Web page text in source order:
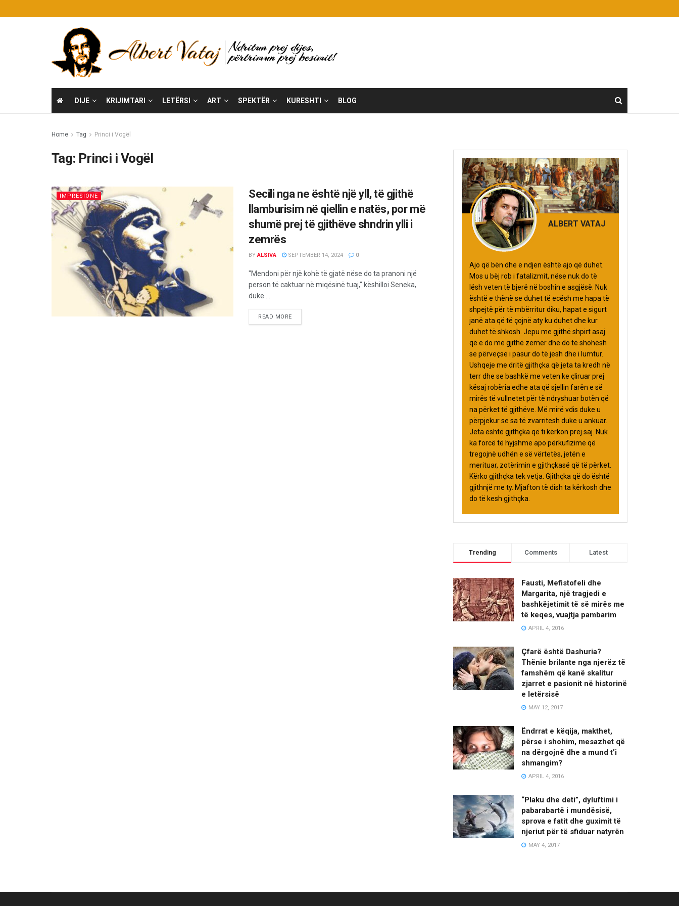
DIJE KRIJIMTARI LETËRSI ART SPEKTËR KURESHTI BLOG
Home Tag Princi i Vogël
Tag: Princi i Vogël
IMPRESIONE
Secili nga ne është një yll, të gjithë
llamburisim në qiellin e natës, por më
shumë prej të gjithëve shndrin ylli i
zemrës
BY ALSIVA SEPTEMBER 14, 2024 0
"Mendoni për një kohë të gjatë nëse do ta pranoni një
person të caktuar në miqësinë tuaj," këshilloi Seneka,
duke ...
READ MORE
ALBERT VATAJ
Ajo që bën dhe e ndjen është ajo që duhet.
Mos u bëj rob i fatalizmit, nëse nuk do të
lësh veten të bjerë në boshin e asgjësë. Nuk
është e thënë se duhet të ecësh me hapa të
shpejtë për të mbërritur diku, hapat e sigurt
janë ata që të çojnë aty ku duhet dhe kur
duhet të shkosh. Jepu me gjithë shpirt asaj
që e do me gjithë zemër dhe do të shohësh
se përveçse i pasur do të jesh dhe i lumtur.
Ushqeje me dritë gjithçka që jeta ta kredh në
terr dhe se bashkë me veten ke çliruar prej
kësaj robëria edhe ata që sjellin farën e së
mirës të vullnetet për të ndryshuar botën që
na përket të gjithëve. Më mirë vdis duke u
përpjekur se sa të zvarritesh duke u ankuar.
Jeta është gjithçka që ti kërkon prej saj. Nuk
ka forcë të hyjshme apo përkufizime që
tregojnë udhën e së vërtetës, jetën e
merituar, zotërimin e gjithçkasë që të përket.
Kërko gjithçka tek vetja. Gjithçka që do është
gjithnjë me ty. Mjafton të dish ta kërkosh dhe
do të kesh gjithçka.
Trending Comments Latest
Fausti, Mefistofeli dhe
Margarita, një tragjedi e
bashkëjetimit të së mirës me
të keqes, vuajtja pambarim
APRIL 4, 2016
Çfarë është Dashuria?
Thënie brilante nga njerëz të
famshëm që kanë skalitur
zjarret e pasionit në historinë
e letërsisë
MAY 12, 2017
Ëndrrat e këqija, makthet,
përse i shohim, mesazhet që
na dërgojnë dhe a mund t’i
shmangim?
APRIL 4, 2016
“Plaku dhe deti”, dyluftimi i
pabarabartë i mundësisë,
sprova e fatit dhe guximit të
njeriut për të sfiduar natyrën
MAY 4, 2017